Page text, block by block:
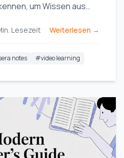
um Wissen aus
Lesezeit Weiterlesen →
notes #video learning